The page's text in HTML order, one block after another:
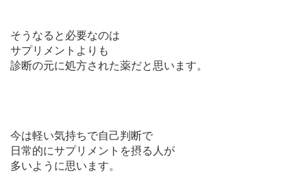
そうなると必要なのは
サプリメントよりも
診断の元に処方された薬だと思います。
今は軽い気持ちで自己判断で
日常的にサプリメントを摂る人が
多いように思います。